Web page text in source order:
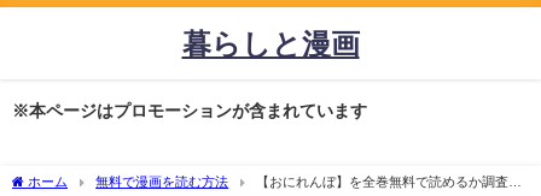
暮らしと漫画
※本ページはプロモーションが含まれています
ホーム 無料で漫画を読む方法
【おにれんぼ】を全巻無料で読めるか調査！